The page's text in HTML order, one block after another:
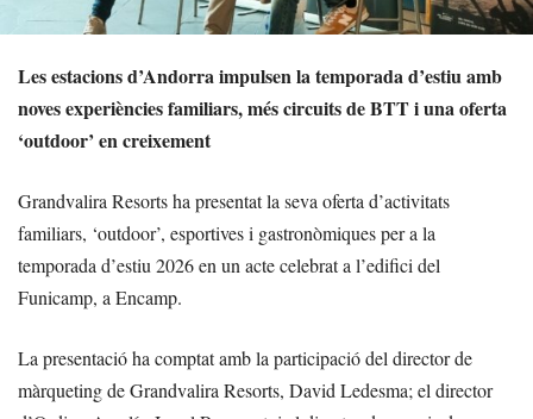
Les estacions d’Andorra impulsen la temporada d’estiu amb
noves experiències familiars, més circuits de BTT i una oferta
‘outdoor’ en creixement
Grandvalira Resorts ha presentat la seva oferta d’activitats
familiars, ‘outdoor’, esportives i gastronòmiques per a la
temporada d’estiu 2026 en un acte celebrat a l’edifici del
Funicamp, a Encamp.
La presentació ha comptat amb la participació del director de
màrqueting de Grandvalira Resorts, David Ledesma; el director